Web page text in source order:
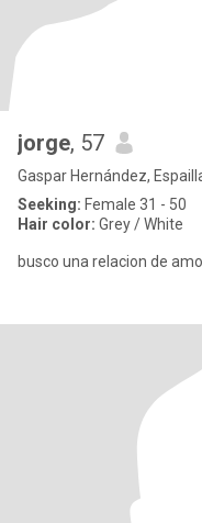
jorge, 57
Gaspar Hernández,
Seeking: Female 31 - 50
Hair color: Grey / White
busco una relacion de